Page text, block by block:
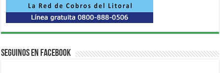
Seguinos en Facebook